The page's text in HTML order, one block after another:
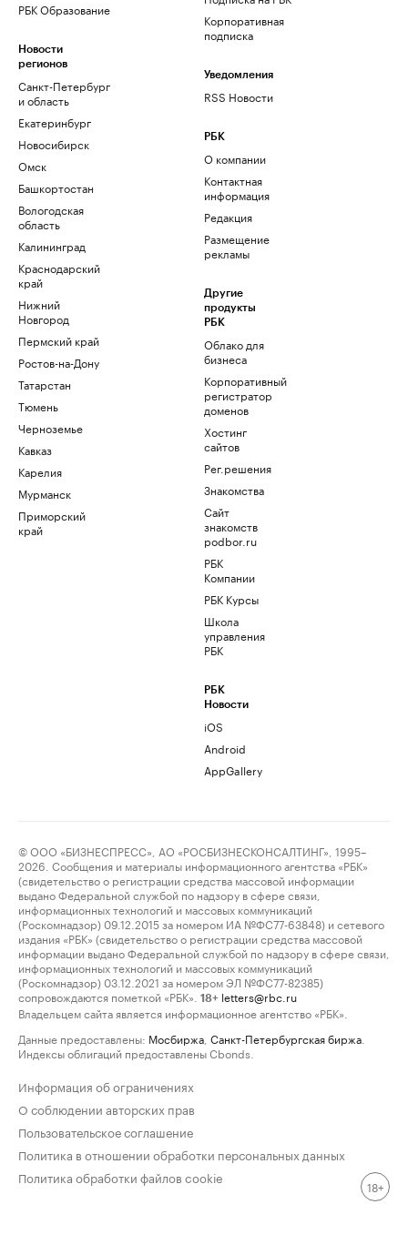
РБК Образование
Новости
регионов
Санкт-Петербург
и область
Екатеринбург
Новосибирск
Омск
Башкортостан
Вологодская
область
Калининград
Краснодарский
край
Нижний
Новгород
Пермский край
Ростов-на-Дону
Татарстан
Тюмень
Черноземье
Кавказ
Карелия
Мурманск
Приморский
край
Корпоративная
подписка
Уведомления
RSS Новости
РБК
О компании
Контактная
информация
Редакция
Размещение
рекламы
Другие
продукты
РБК
Облако для
бизнеса
Корпоративный
регистратор
доменов
Хостинг
сайтов
Рег.решения
Знакомства
Сайт
знакомств
podbor.ru
РБК
Компании
РБК Курсы
Школа
управления
РБК
РБК
Новости
iOS
Android
AppGallery
© ООО «БИЗНЕСПРЕСС», АО «РОСБИЗНЕСКОНСАЛТИНГ», 1995–
2026. Сообщения и материалы информационного агентства «РБК»
(свидетельство о регистрации средства массовой информации
выдано Федеральной службой по надзору в сфере связи,
информационных технологий и массовых коммуникаций
(Роскомнадзор) 09.12.2015 за номером ИА №ФС77-63848) и сетевого
издания «РБК» (свидетельство о регистрации средства массовой
информации выдано Федеральной службой по надзору в сфере связи,
информационных технологий и массовых коммуникаций
(Роскомнадзор) 03.12.2021 за номером ЭЛ №ФС77-82385)
сопровождаются пометкой «РБК».
18+ letters@rbc.ru
Владельцем сайта является информационное агентство «РБК».
Данные предоставлены: Мосбиржа Санкт-Петербургская биржа
Индексы облигаций предоставлены Cbonds.
Информация об ограничениях
О соблюдении авторских прав
Пользовательское соглашение
Политика в отношении обработки персональных данных
Политика обработки файлов cookie
18+